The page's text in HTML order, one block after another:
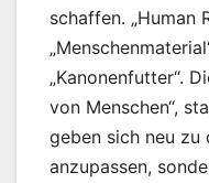
schaffen. „Human
„Kanonenfutter“.
von Menschen“,
geben sich neu
anzupassen,